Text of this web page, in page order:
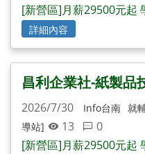
[新營區]月薪29500元起
詳細內容
昌利企業社-紙製品
2026/7/30 Info台南 就
導站]
13
0
[新營區]月薪29500元起